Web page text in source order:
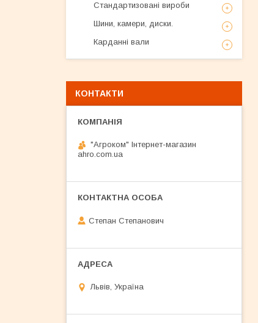
Стандартизовані вироби
Шини, камери, диски.
Карданні вали
КОНТАКТИ
"Агроком" Інтернет-магазин
ahro.com.ua
Степан Степанович
Львів, Україна